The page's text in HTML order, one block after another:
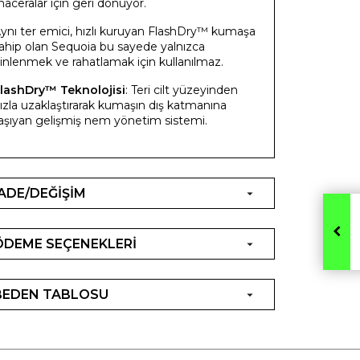
için geri dönüyor.
ter emici, hızlı kuruyan FlashDry™ kumaşa
olan Sequoia bu sayede yalnızca
ve rahatlamak için kullanılmaz.
Teknolojisi: Teri cilt yüzeyinden
uzaklaştırarak kumaşın dış katmanına
gelişmiş nem yönetim sistemi.
DEĞİŞİM
SEÇENEKLERİ
TABLOSU